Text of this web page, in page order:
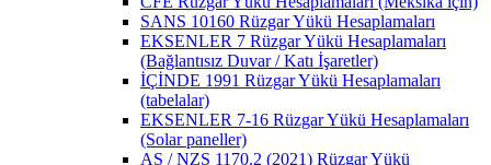
SANS 10160 Rüzgar Yükü Hesaplamaları
EKSENLER 7 Rüzgar Yükü Hesaplamaları
(Bağlantısız Duvar / Katı İşaretler)
İÇİNDE 1991 Rüzgar Yükü Hesaplamaları
(tabelalar)
EKSENLER 7-16 Rüzgar Yükü Hesaplamaları
(Solar paneller)
AS / NZS 1170.2 (2021) Rüzgar Yükü